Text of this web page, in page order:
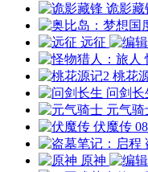
诡影藏
远征
桃花
问剑长
元气骑
伏魔传
原神